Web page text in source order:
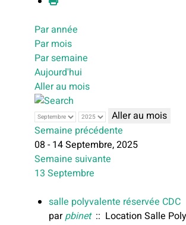
Par année
Par mois
Par semaine
Aujourd'hui
Aller au mois
Aller au mois
Semaine précédente
08 - 14 Septembre, 2025
Semaine suivante
13 Septembre
salle polyvalente réservée CDC
parpbinet:: Location Salle